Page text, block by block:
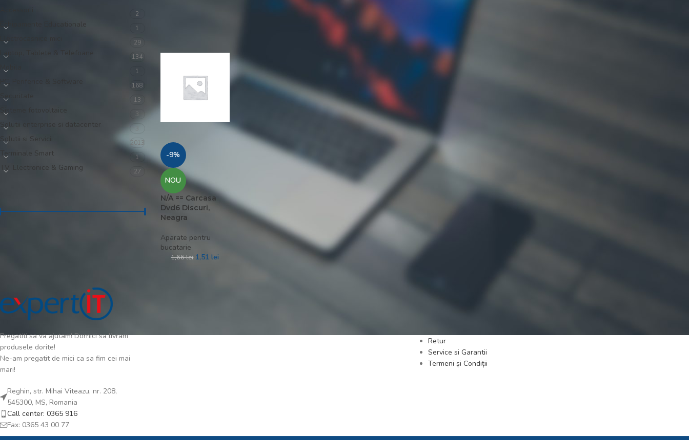
2
Echipamente Educationale 1
Electrocasnice mici 29
Laptop, Tablete & Telefoane 134
Mobila 1
PC, Periferice & Software 168
Securitate 13
Sisteme fotovoltaice 3
Solutii enterprise si datacenter
Solutii si Servicii 2013
Terminale Smart 1
TV, Electronice & Gaming 27
-9%
NOU
N/A == Carcasa
Dvd6 Discuri,
Neagra
Aparate pentru
bucatarie
1,66lei 1,51lei
Pregatiti sa va ajutam! Dornici sa livram
produsele dorite!
Ne-am pregatit de mici ca sa fim cei mai
mari!
Reghin, str. Mihai Viteazu, nr. 208,
545300, MS, Romania
Call center: 0365 916
Fax: 0365 43 00 77
Retur
Service si Garantii
Termeni și Condiții